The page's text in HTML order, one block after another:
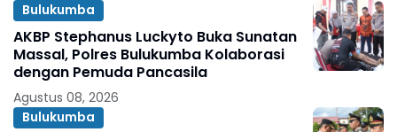
Bulukumba
AKBP Stephanus Luckyto Buka Sunatan
Massal, Polres Bulukumba Kolaborasi
dengan Pemuda Pancasila
Agustus 08, 2026
Bulukumba